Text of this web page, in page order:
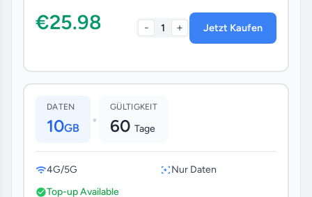
€25.98 - 1 + Jetzt Kaufen
DATEN
10GB •
GÜLTIGKEIT
60 Tage
4G/5G
Nur Daten
Top-up Available